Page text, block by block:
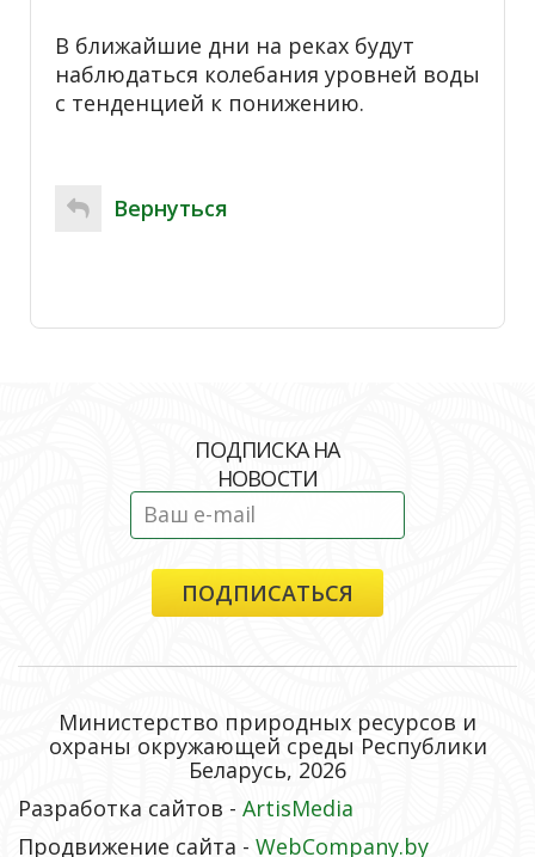
В ближайшие дни на реках будут
наблюдаться колебания уровней воды
с тенденцией к понижению.
Вернуться
ПОДПИСКА НА
НОВОСТИ
Министерство природных ресурсов и
охраны окружающей среды Республики
Беларусь, 2026
Разработка сайтов - ArtisMedia
Продвижение сайта - WebCompany.by